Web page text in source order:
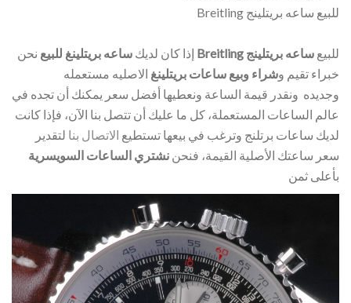
للبيع ساعه بريتلينج Breitling
للبيع ساعه بريتلينج Breitling إذا كان لديك ساعه بريتلينغ للبيع نحن
خبراء تقيم وشراء وبيع ساعات بريتلينغ الاصليه مستعمله
وجديده ونقدر قيمة الساعة ونعطيها أفضل سعر يمكنك أن تجده في
عالم الساعات المستعملة، كل ما عليك أن تتصل بنا الآن، فإذا كانت
لديك ساعات برتلنج وترغب في بيعها تستطيع الاتصال بنا لتقدير
سعر ساعتك الأصلية القيمة، فنحن نشتري الساعات السويسرية
بأعلى ثمن